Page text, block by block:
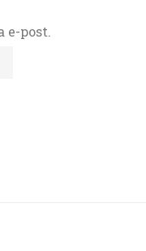
e-post.